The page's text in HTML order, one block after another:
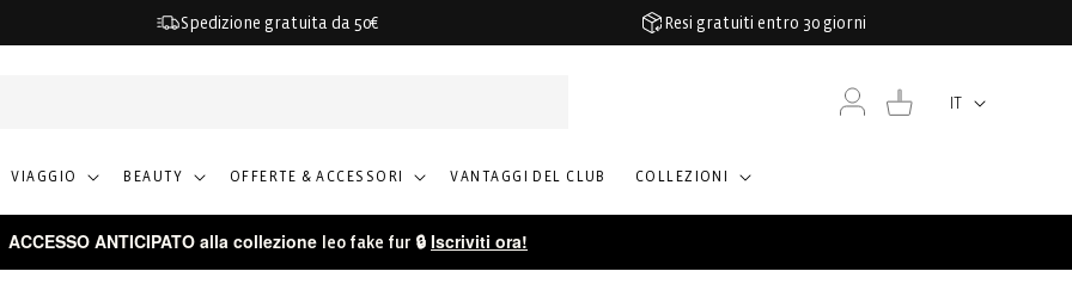
Spedizione gratuita da 50€ Resi gratuiti entro 30 giorni
VIAGGIO BEAUTY OFFERTE & ACCESSORI VANTAGGI DEL CLUB COLLEZIONI
LinguaIT
Accedi Carrello
ACCESSO ANTICIPATO alla collezione leo fake fur 🔒 Iscriviti ora!